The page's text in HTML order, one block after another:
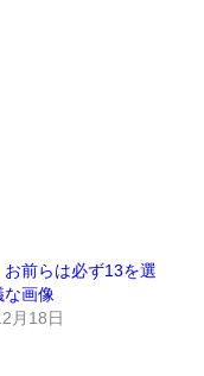
お前らは必ず13を選
な画像
月18日